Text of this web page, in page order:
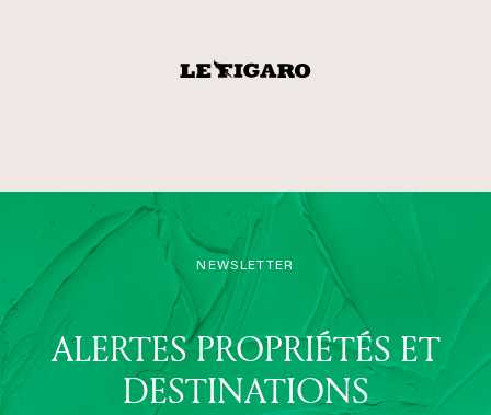
NEWSLETTER
ALERTES PROPRIÉTÉS ET
DESTINATIONS